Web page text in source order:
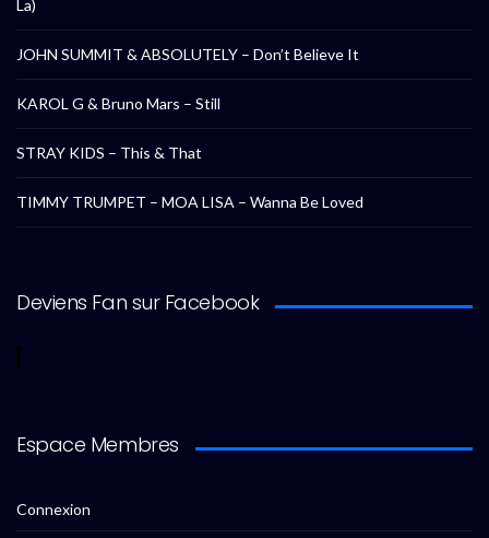
La)
JOHN SUMMIT & ABSOLUTELY – Don’t Believe It
KAROL G & Bruno Mars – Still
STRAY KIDS – This & That
TIMMY TRUMPET – MOA LISA – Wanna Be Loved
Deviens Fan sur Facebook
Espace Membres
Connexion